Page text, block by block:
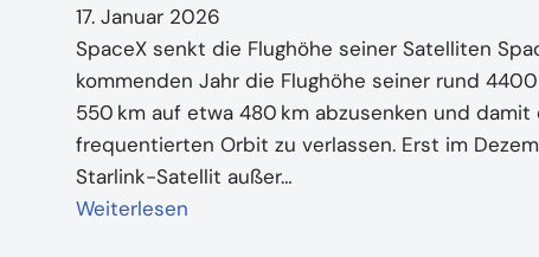
17. Januar 2026
SpaceX senkt die Flughöhe seiner Satelliten
kommenden Jahr die Flughöhe seiner rund
550 km auf etwa 480 km abzusenken und damit
frequentierten Orbit zu verlassen. Erst im
Starlink-Satellit außer…
Weiterlesen